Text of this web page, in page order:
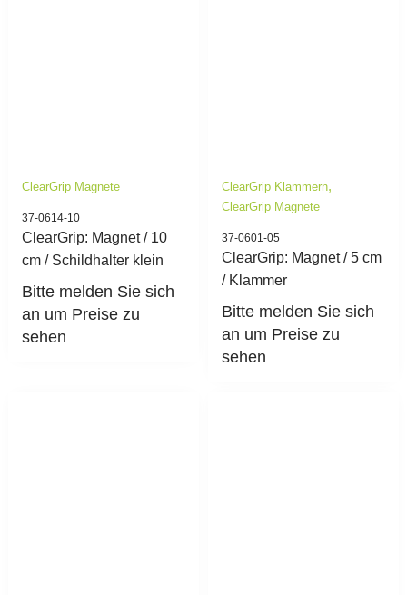
ClearGrip Magnete
37-0614-10
ClearGrip: Magnet / 10
cm / Schildhalter klein
Bitte melden Sie sich
an um Preise zu
sehen
ClearGrip Klammern,
ClearGrip Magnete
37-0601-05
ClearGrip: Magnet / 5 cm
/ Klammer
Bitte melden Sie sich
an um Preise zu
sehen